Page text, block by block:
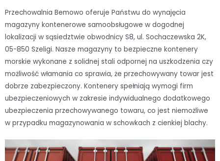
Przechowalnia Bemowo oferuje Państwu do wynajęcia
magazyny kontenerowe samoobsługowe w dogodnej
lokalizacji w sąsiedztwie obwodnicy S8, ul. Sochaczewska 2K,
05-850 Szeligi. Nasze magazyny to bezpieczne kontenery
morskie wykonane z solidnej stali odpornej na uszkodzenia czy
możliwość włamania co sprawia, że przechowywany towar jest
dobrze zabezpieczony. Kontenery spełniają wymogi firm
ubezpieczeniowych w zakresie indywidualnego dodatkowego
ubezpieczenia przechowywanego towaru, co jest niemożliwe
w przypadku magazynowania w schowkach z cienkiej blachy.